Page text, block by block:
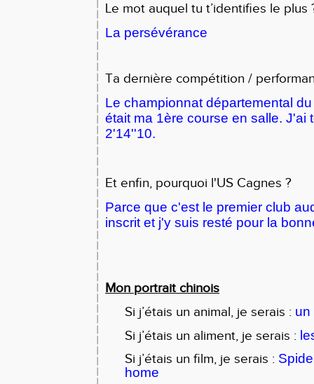
Le mot auquel tu t’identifies le plus
La persévérance
Ta dernière compétition /
Le championnat départemental
était ma 1ère course en salle. J'ai
2'14''10.
Et enfin, pourquoi l'US Cagnes ?
Parce que c'est le premier club
inscrit et j'y suis resté pour la
Mon portrait chinois
Si j’étais un animal, je serais : un
Si j’étais un aliment, je serais :
Si j’étais un film, je serais :
home